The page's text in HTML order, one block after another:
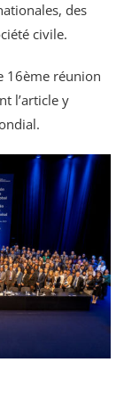
des
civile.
16ème réunion
l’article y